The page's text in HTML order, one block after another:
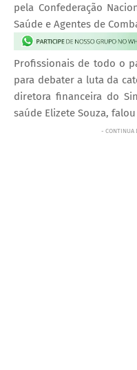
pela Confederação
Saúde e Agentes de
Profissionais de todo o
para debater a luta da
diretora financeira do
saúde Elizete Souza,
- CONTINUA